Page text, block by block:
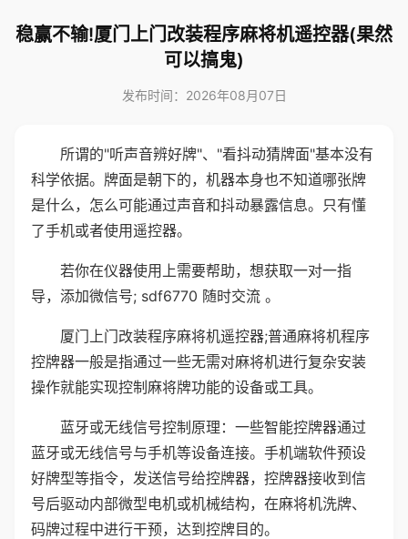
稳赢不输!厦门上门改装程序麻将机遥控器(果然
可以搞鬼)
发布时间：2026年08月07日
所谓的"听声音辨好牌"、"看抖动猜牌面"基本没有
科学依据。牌面是朝下的，机器本身也不知道哪张牌
是什么，怎么可能通过声音和抖动暴露信息。只有懂
了手机或者使用遥控器。
若你在仪器使用上需要帮助，想获取一对一指
导，添加微信号; sdf6770 随时交流 。
厦门上门改装程序麻将机遥控器;普通麻将机程序
控牌器一般是指通过一些无需对麻将机进行复杂安装
操作就能实现控制麻将牌功能的设备或工具。
蓝牙或无线信号控制原理：一些智能控牌器通过
蓝牙或无线信号与手机等设备连接。手机端软件预设
好牌型等指令，发送信号给控牌器，控牌器接收到信
号后驱动内部微型电机或机械结构，在麻将机洗牌、
码牌过程中进行干预，达到控牌目的。